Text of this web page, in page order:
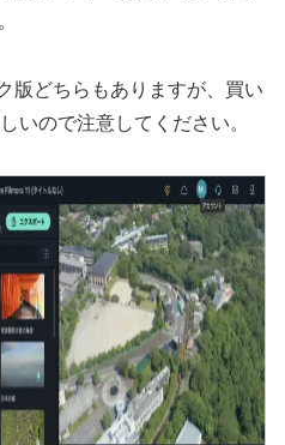
版どちらもありますが、買い
いので注意してください。